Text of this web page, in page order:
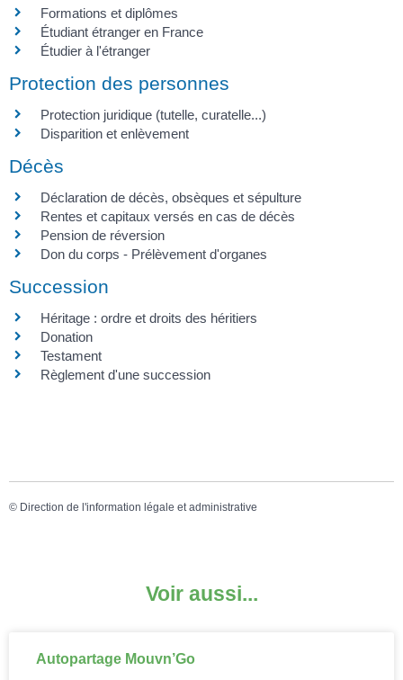
Formations et diplômes
Étudiant étranger en France
Étudier à l'étranger
Protection des personnes
Protection juridique (tutelle, curatelle...)
Disparition et enlèvement
Décès
Déclaration de décès, obsèques et sépulture
Rentes et capitaux versés en cas de décès
Pension de réversion
Don du corps - Prélèvement d'organes
Succession
Héritage : ordre et droits des héritiers
Donation
Testament
Règlement d'une succession
© Direction de l'information légale et administrative
Voir aussi...
Autopartage Mouvn’Go